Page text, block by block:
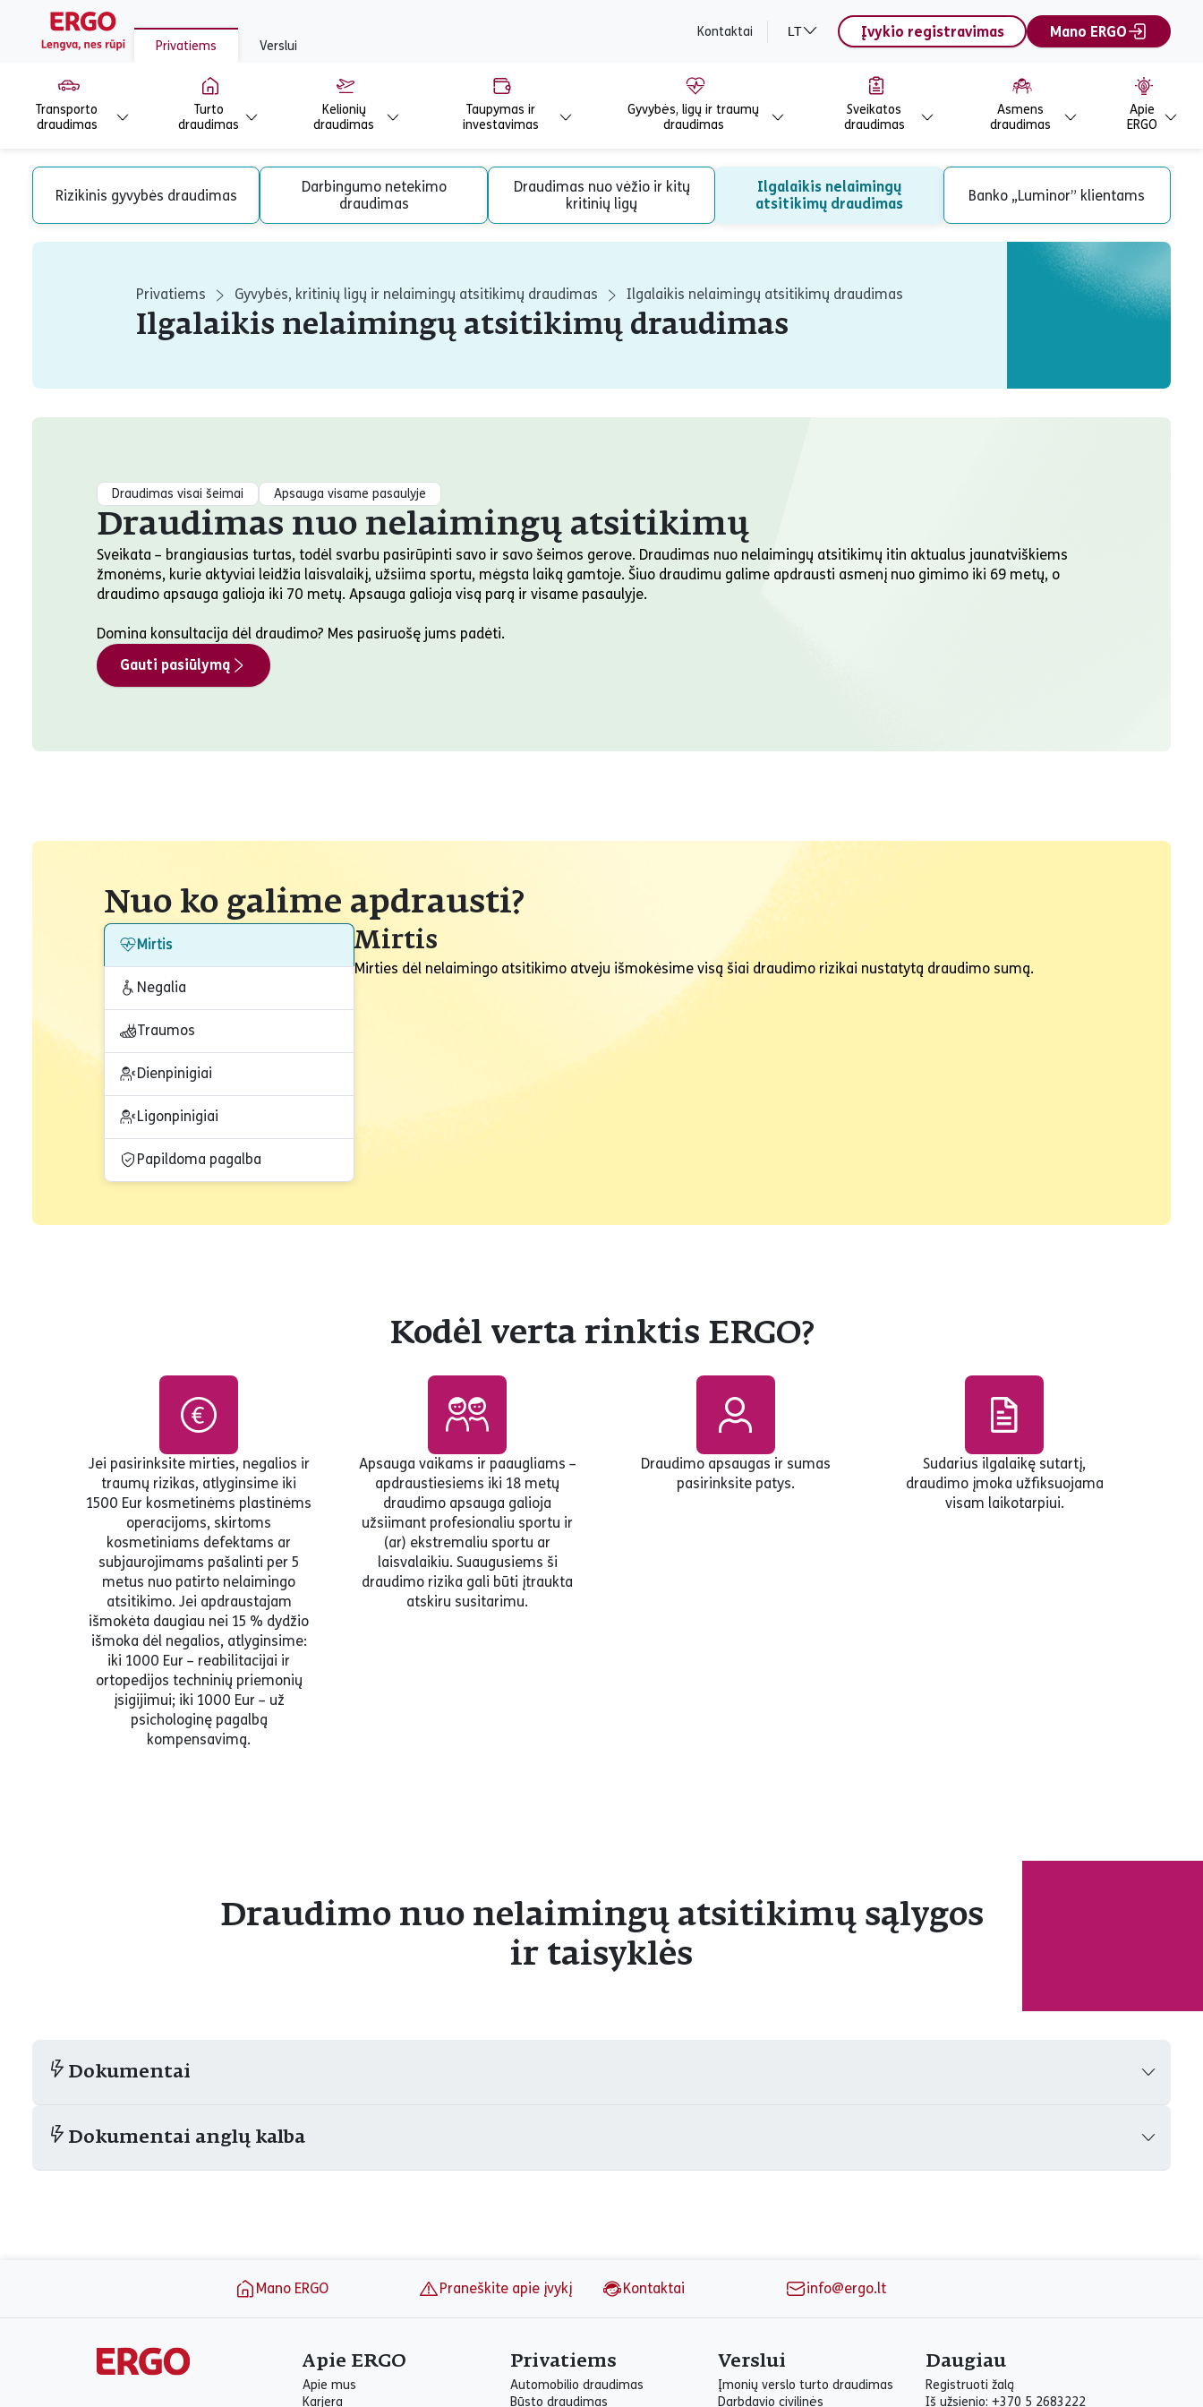
Privatiems Verslui
Kontaktai LT Įvykio registravimas Mano ERGO
Transporto
draudimas
Turto
draudimas
Kelionių
draudimas
Taupymas ir
investavimas
Gyvybės, ligų ir traumų
draudimas
Sveikatos
draudimas
Asmens
draudimas
Apie
ERGO
Rizikinis gyvybės draudimas
Darbingumo netekimo
draudimas
Draudimas nuo vėžio ir kitų
kritinių ligų
Ilgalaikis nelaimingų
atsitikimų draudimas
Banko „Luminor” klientams
Privatiems Gyvybės, kritinių ligų ir nelaimingų atsitikimų draudimas Ilgalaikis nelaimingų atsitikimų draudimas
Ilgalaikis nelaimingų atsitikimų draudimas
Draudimas visai šeimai Apsauga visame pasaulyje
Draudimas nuo nelaimingų atsitikimų
Sveikata – brangiausias turtas, todėl svarbu pasirūpinti savo ir savo šeimos gerove. Draudimas nuo nelaimingų atsitikimų itin aktualus jaunatviškiems
žmonėms, kurie aktyviai leidžia laisvalaikį, užsiima sportu, mėgsta laiką gamtoje. Šiuo draudimu galime apdrausti asmenį nuo gimimo iki 69 metų, o
draudimo apsauga galioja iki 70 metų. Apsauga galioja visą parą ir visame pasaulyje.
Domina konsultacija dėl draudimo? Mes pasiruošę jums padėti.
Gauti pasiūlymą
Nuo ko galime apdrausti?
Mirtis
Negalia
Traumos
Dienpinigiai
Ligonpinigiai
Papildoma pagalba
Mirtis
Mirties dėl nelaimingo atsitikimo atveju išmokėsime visą šiai draudimo rizikai nustatytą draudimo sumą.
Kodėl verta rinktis ERGO?
Jei pasirinksite mirties, negalios ir
traumų rizikas, atlyginsime iki
1500 Eur kosmetinėms plastinėms
operacijoms, skirtoms
kosmetiniams defektams ar
subjaurojimams pašalinti per 5
metus nuo patirto nelaimingo
atsitikimo. Jei apdraustajam
išmokėta daugiau nei 15 % dydžio
išmoka dėl negalios, atlyginsime:
iki 1000 Eur – reabilitacijai ir
ortopedijos techninių priemonių
įsigijimui; iki 1000 Eur – už
psichologinę pagalbą
kompensavimą.
Apsauga vaikams ir paaugliams –
apdraustiesiems iki 18 metų
draudimo apsauga galioja
užsiimant profesionaliu sportu ir
(ar) ekstremaliu sportu ar
laisvalaikiu. Suaugusiems ši
draudimo rizika gali būti įtraukta
atskiru susitarimu.
Draudimo apsaugas ir sumas
pasirinksite patys.
Sudarius ilgalaikę sutartį,
draudimo įmoka užfiksuojama
visam laikotarpiui.
Draudimo nuo nelaimingų atsitikimų sąlygos
ir taisyklės
Dokumentai
Dokumentai anglų kalba
Puslapio apačiaMano ERGO Praneškite apie įvykį Kontaktai info@ergo.lt
Apie ERGO
Apie mus
Karjera
Privatiems
Automobilio draudimas
Būsto draudimas
Verslui
Įmonių verslo turto draudimas
Darbdavio civilinės
Daugiau
Registruoti žalą
Iš užsienio: +370 5 2683222